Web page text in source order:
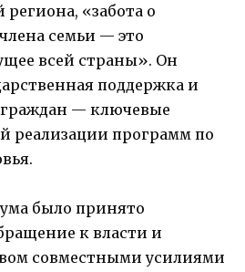
«забота о
семьи — это
всей страны». Он
поддержка и
граждан — ключевые
реализации программ по
было принято
к власти и
совместными усилиями